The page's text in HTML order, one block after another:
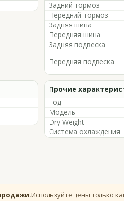
Задний тормоз
Передний тормоз
Задняя шина
Передняя шина
Задняя подвеска
Передняя подвеска
Прочие
Год
Модель
Dry Weight
Система охлаждения
Используйте цены только